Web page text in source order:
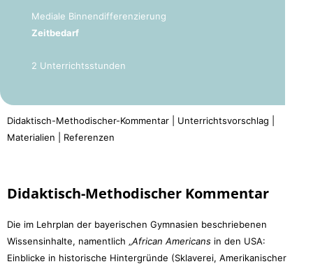
Mediale Binnendifferenzierung
Zeitbedarf
2 Unterrichtsstunden
Didaktisch-Methodischer-Kommentar | Unterrichtsvorschlag |
Materialien | Referenzen
Didaktisch-Methodischer Kommentar
Die im Lehrplan der bayerischen Gymnasien beschriebenen
Wissensinhalte, namentlich „African Americans in den USA:
Einblicke in historische Hintergründe (Sklaverei, Amerikanischer